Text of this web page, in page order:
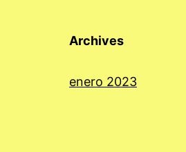
Archives
enero 2023